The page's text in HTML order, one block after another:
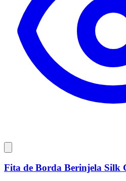
Fita de Borda Berinjela Silk